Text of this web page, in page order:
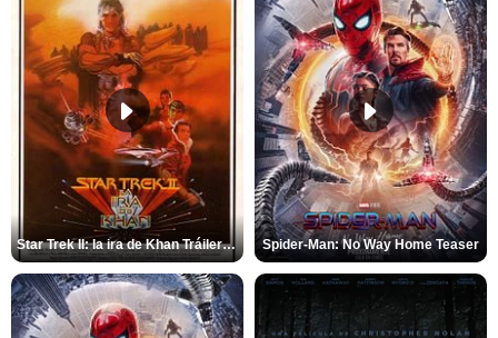
Star Trek II: la ira de Khan Tráiler VO Spider-Man: No Way Home Teaser